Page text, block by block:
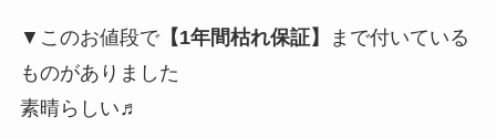
▼このお値段で【1年間枯れ保証】
まで付いている
ものがありました
素晴らしい♬